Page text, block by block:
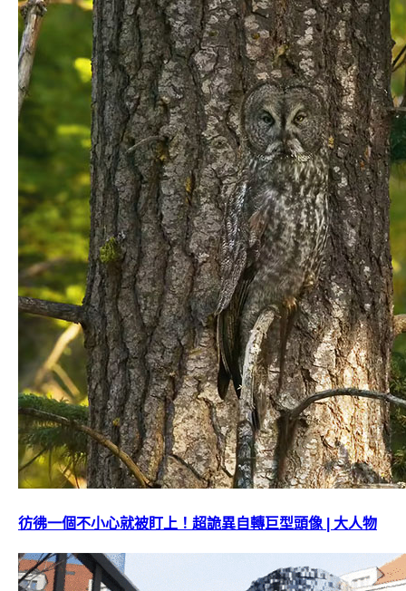
彷彿一個不小心就被盯上！超詭異自轉巨型頭像 | 大人物